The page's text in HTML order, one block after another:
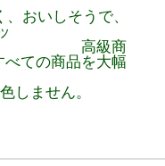
おいしそうで、
商
ての商品を大幅
ップ!
しません。